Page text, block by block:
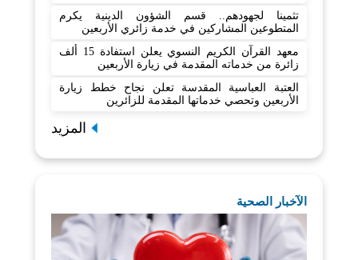
تثمينا لجهودهم.. قسم الشؤون الدينية يكرم
المتطوعين المشاركين في خدمة زائري الأربعين
معهد القرآن الكريم النسوي يعلن استفادة 15 ألف
زائرة من خدماته المقدمة في زيارة الأربعين
العتبة العباسية المقدسة تعلن نجاح خطط زيارة
الأربعين وتحصي خدماتها المقدمة للزائرين
المزيد
الآخبار الصحية